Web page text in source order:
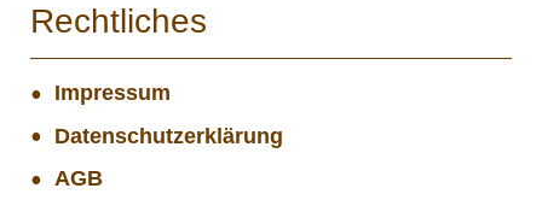
Rechtliches
Impressum
Datenschutzerklärung
AGB